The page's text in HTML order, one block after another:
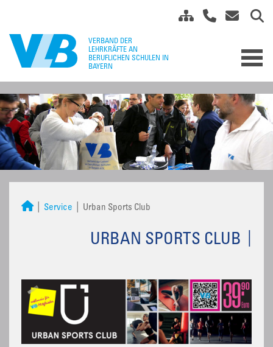
Service Urban Sports Club
URBAN SPORTS CLUB